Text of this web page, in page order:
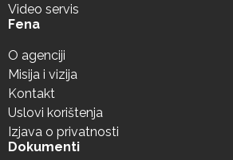
Video servis
Fena
O agenciji
Misija i vizija
Kontakt
Uslovi korištenja
Izjava o privatnosti
Dokumenti